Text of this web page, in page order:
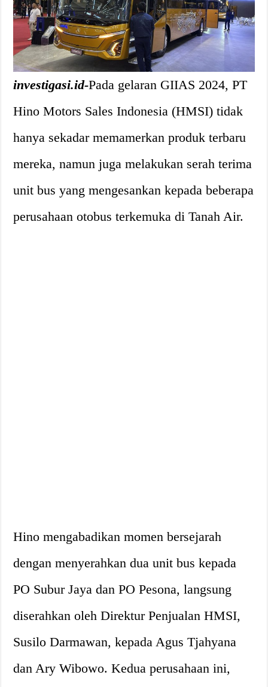
investigasi.id-Pada gelaran GIIAS 2024, PT
Hino Motors Sales Indonesia (HMSI) tidak
hanya sekadar memamerkan produk terbaru
mereka, namun juga melakukan serah terima
unit bus yang mengesankan kepada beberapa
perusahaan otobus terkemuka di Tanah Air.
Hino mengabadikan momen bersejarah
dengan menyerahkan dua unit bus kepada
PO Subur Jaya dan PO Pesona, langsung
diserahkan oleh Direktur Penjualan HMSI,
Susilo Darmawan, kepada Agus Tjahyana
dan Ary Wibowo. Kedua perusahaan ini,